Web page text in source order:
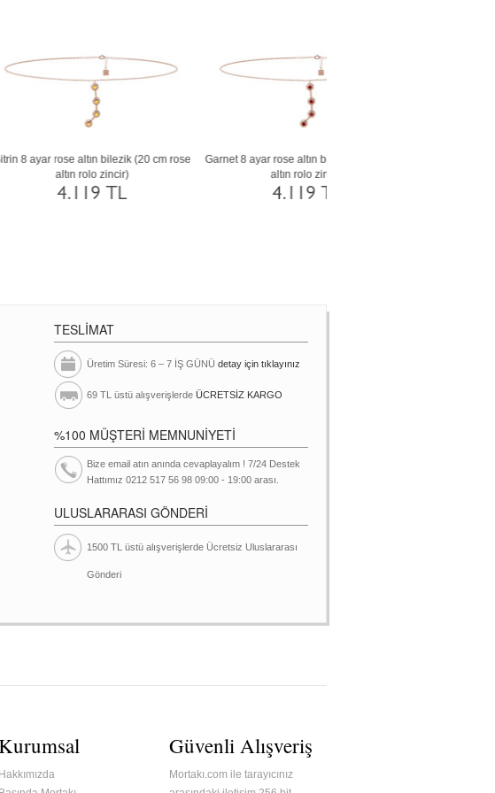
gümüş bilezik (20
rolo zincir)
Sitrin 8 ayar altın bilezik (20 cm rose altın
TESLİMAT
Üretim Süresi: 6 – 7 İŞ GÜNÜ detay için tıklayınız
69 TL üstü alışverişlerde ÜCRETSİZ KARGO
%100 MÜŞTERİ MEMNUNİYETİ
Bize email atın anında cevaplayalım ! 7/24 Destek
Hattımız 0212 517 56 98 09:00 - 19:00 arası.
ULUSLARARASI GÖNDERİ
1500 TL üstü alışverişlerde Ücretsiz Uluslararası
Gönderi
Hakkımızda
Güvenli Alışveriş
Mortakı.com ile tarayıcınız